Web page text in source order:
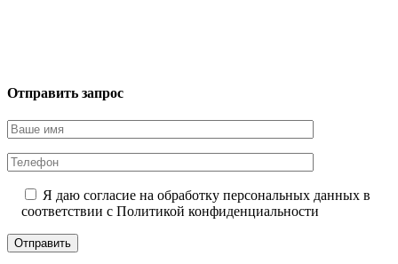
Отправить запрос
Я даю согласие на обработку персональных данных в
соответствии с Политикой конфиденциальности